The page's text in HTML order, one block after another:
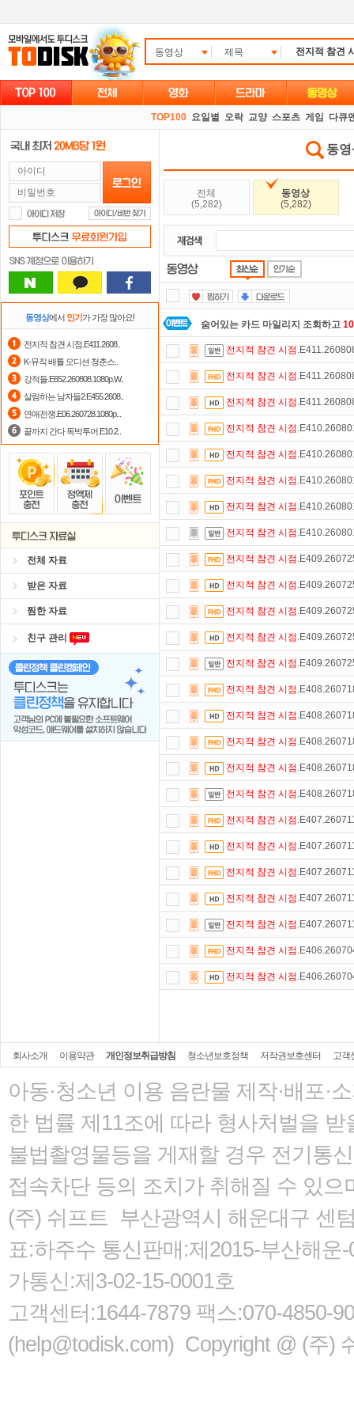
동영상 제목
TOP100 요일별 오락 교양 스포츠 게임 다큐
동영상에서 인기가 가장 많아요!
전지적 참견 시점.E411.2608..
K-뮤직 배틀 오디션 청춘스..
강적들.E652.260808.1080p.W..
살림하는 남자들2.E455.2608..
연애전쟁.E06.260728.1080p...
끝까지 간다 독박투어.E10.2..
전체 자료
받은 자료
찜한 자료
친구 관리
동
전체
(5,282)
동영상
(5,282)
숨어있는 카드 마일리지 조회하고
정액제할인쿠폰 사용방법안내
포인트할인쿠폰 사용방법안내
자녀보호기능 으로 가족과 함께 투
요즘 뭐가 재밌지?고민되면 눌러봐!
스마트TV로 투디스크영화,드라마,
출석체크이벤트!매일매일출석체
전지적 참견 시점
전지적 참견 시점
전지적 참견 시점
전지적 참견 시점
전지적 참견 시점
전지적 참견 시점
전지적 참견 시점
전지적 참견 시점
전지적 참견 시점
전지적 참견 시점
전지적 참견 시점
전지적 참견 시점
전지적 참견 시점
전지적 참견 시점
전지적 참견 시점
전지적 참견 시점
전지적 참견 시점
전지적 참견 시점
전지적 참견 시점
전지적 참견 시점
전지적 참견 시점
전지적 참견 시점
전지적 참견 시점
전지적 참견 시점
전지적 참견 시점
회사소개 이용약관 개인정보취급방침 청소년보호정책 저작권보호센터 고객
아동·청소년 이용 음란물 제작·배포·
한 법률 제11조에 따라 형사처벌을 받
불법촬영물등을 게재할 경우 전기통
접속차단 등의 조치가 취해질 수 있으
(주) 쉬프트 부산광역시 해운대구 센
표:하주수 통신판매:제2015-부산해
가통신:제3-02-15-0001호
고객센터:1644-7879 팩스:070-4850-
(help@todisk.com) Copyright @ (주)